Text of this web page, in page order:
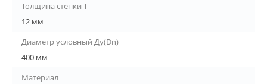
Толщина стенки Т
12 мм
Диаметр условный Ду(Dn)
400 мм
Материал